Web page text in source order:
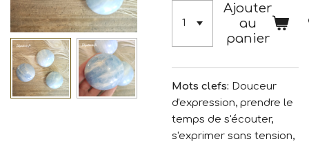
Ajouter
au
panier
Mots clefs: Douceur
d'expression, prendre le
temps de s'écouter,
s'exprimer sans tension,